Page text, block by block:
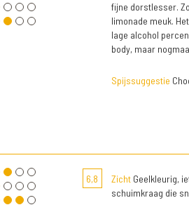
fijne dorstlesser.
limonade meuk.
lage alcohol
body, maar
Spijssuggestie
6,8 ZichtGeelkleurig,
schuimkraag die